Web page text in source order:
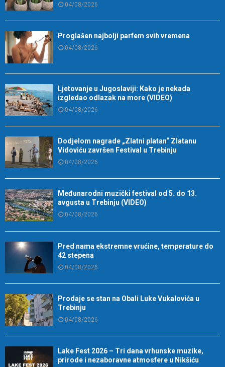
04/08/2026
Proglašen najbolji parfem svih vremena
04/08/2026
Ljetovanje u Jugoslaviji: Kako je nekada
izgledao odlazak na more (VIDEO)
04/08/2026
Dodjelom nagrade „Zlatni platan“ Zlatanu
Vidoviću završen Festival u Trebinju
04/08/2026
Međunarodni muzički festival od 5. do 13.
avgusta u Trebinju (VIDEO)
04/08/2026
Pred nama ekstremne vrućine, temperature do
42 stepena
04/08/2026
Prodaje se stan na Obali Luke Vukalovića u
Trebinju
04/08/2026
Lake Fest 2026 – Tri dana vrhunske muzike,
prirode i nezaboravne atmosfere u Nikšiću